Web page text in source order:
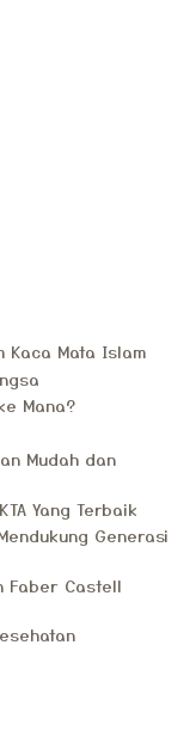
Kaca Mata Islam
Mana?
Mudah dan
Yang Terbaik
Generasi
Faber Castell